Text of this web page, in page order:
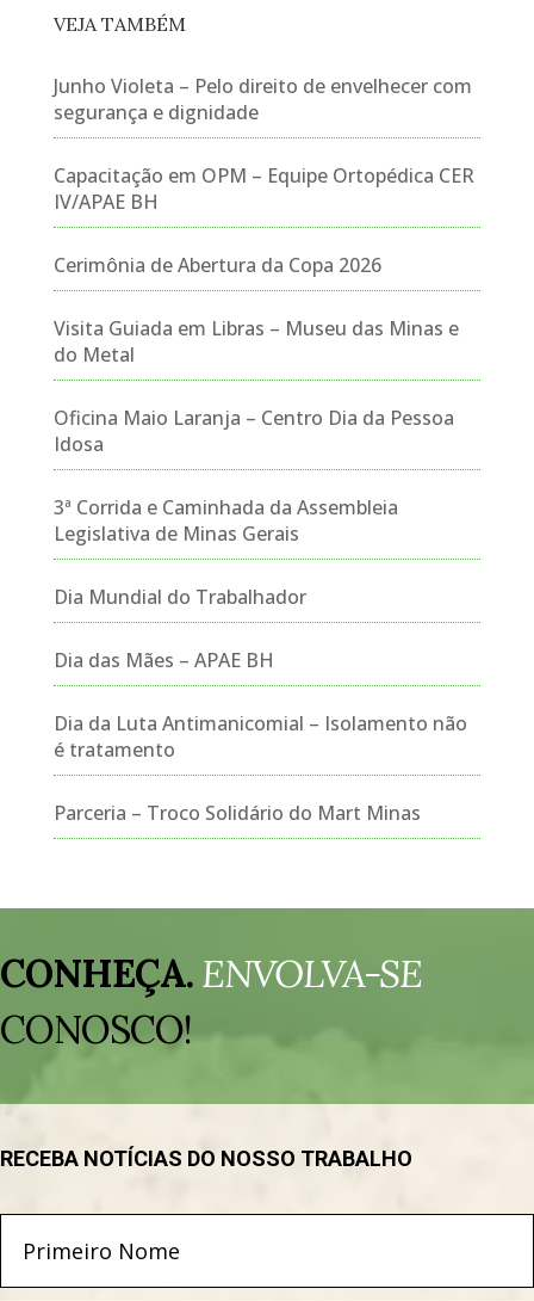
VEJA TAMBÉM
Junho Violeta – Pelo direito de envelhecer com
segurança e dignidade
Capacitação em OPM – Equipe Ortopédica CER
IV/APAE BH
Cerimônia de Abertura da Copa 2026
Visita Guiada em Libras – Museu das Minas e
do Metal
Oficina Maio Laranja – Centro Dia da Pessoa
Idosa
3ª Corrida e Caminhada da Assembleia
Legislativa de Minas Gerais
Dia Mundial do Trabalhador
Dia das Mães – APAE BH
Dia da Luta Antimanicomial – Isolamento não
é tratamento
Parceria – Troco Solidário do Mart Minas
de
vídeo
CONHEÇA.ENVOLVA-SE
CONOSCO!
RECEBA NOTÍCIAS DO NOSSO TRABALHO